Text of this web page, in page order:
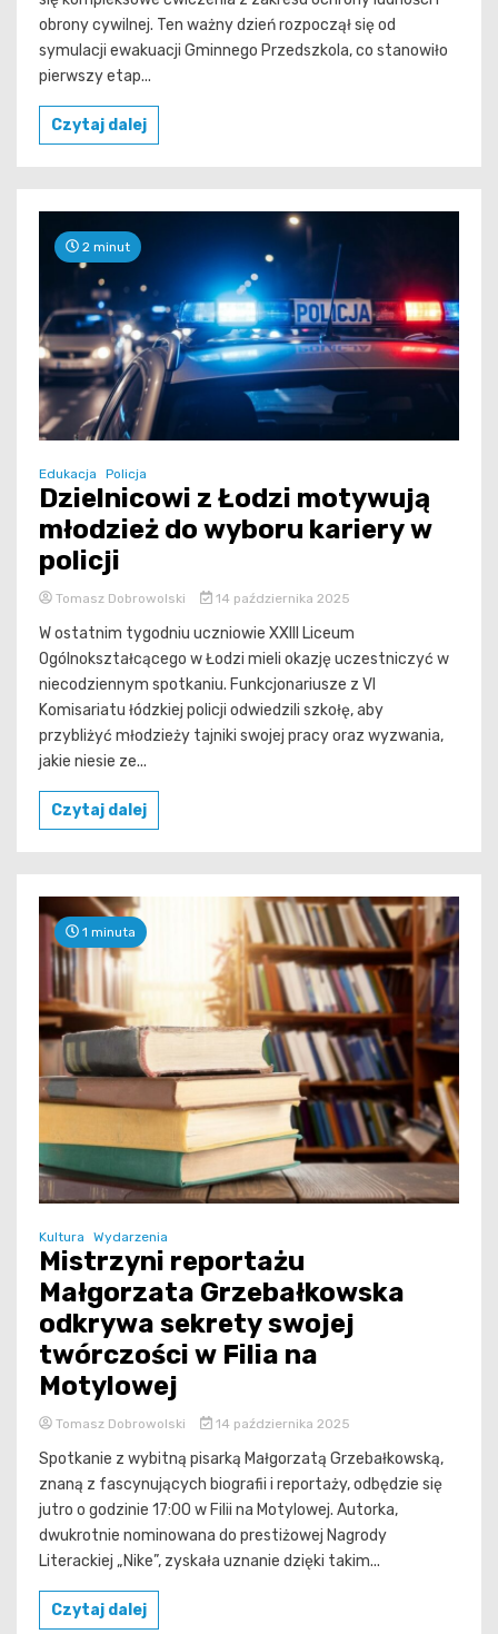
obrony cywilnej. Ten ważny dzień rozpoczął się od
symulacji ewakuacji Gminnego Przedszkola, co stanowiło
pierwszy etap...
Czytaj dalej
2 minut
Edukacja Policja
Dzielnicowi z Łodzi motywują
młodzież do wyboru kariery w
policji
Tomasz Dobrowolski 14 października 2025
W ostatnim tygodniu uczniowie XXIII Liceum
Ogólnokształcącego w Łodzi mieli okazję uczestniczyć w
niecodziennym spotkaniu. Funkcjonariusze z VI
Komisariatu łódzkiej policji odwiedzili szkołę, aby
przybliżyć młodzieży tajniki swojej pracy oraz wyzwania,
jakie niesie ze...
Czytaj dalej
1 minuta
Kultura Wydarzenia
Mistrzyni reportażu
Małgorzata Grzebałkowska
odkrywa sekrety swojej
twórczości w Filia na
Motylowej
Tomasz Dobrowolski 14 października 2025
Spotkanie z wybitną pisarką Małgorzatą Grzebałkowską,
znaną z fascynujących biografii i reportaży, odbędzie się
jutro o godzinie 17:00 w Filii na Motylowej. Autorka,
dwukrotnie nominowana do prestiżowej Nagrody
Literackiej „Nike”, zyskała uznanie dzięki takim...
Czytaj dalej